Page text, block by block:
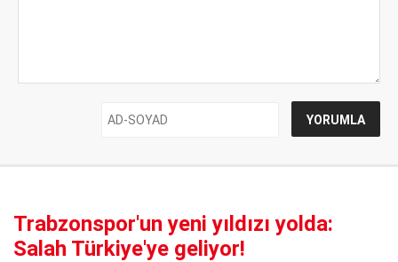
Trabzonspor'un yeni yıldızı yolda:
Salah Türkiye'ye geliyor!